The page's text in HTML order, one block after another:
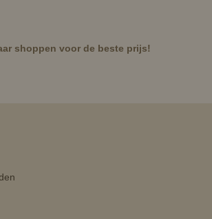
shoppen voor de beste prijs!